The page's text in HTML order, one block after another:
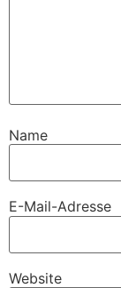
Name
E-Mail-Adresse
Website